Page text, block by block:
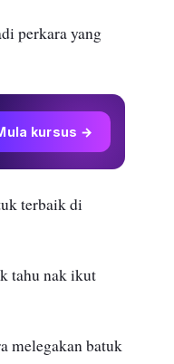
perkara yang
kursus →
terbaik di
tahu nak ikut
melegakan batuk